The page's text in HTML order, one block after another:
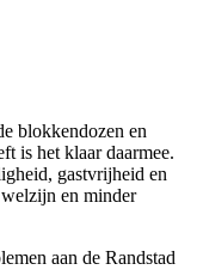
blokkendozen en
is het klaar daarmee.
gastvrijheid en
en minder
aan de Randstad